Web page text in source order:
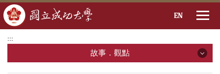
到
要
EN
:::
故事．觀點